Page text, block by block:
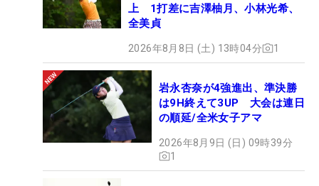
上 1打差に吉澤柚月、小林光希、
全美貞
2026年8月8日 (土) 13時04分 1
岩永杏奈が4強進出、準決勝
は9H終えて3UP 大会は連日
の順延/全米女子アマ
2026年8月9日 (日) 09時39分
1